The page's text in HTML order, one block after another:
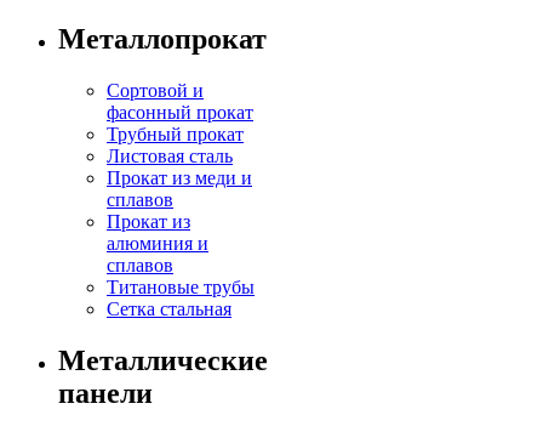
Металлопрокат
Сортовой и
фасонный прокат
Трубный прокат
Листовая сталь
Прокат из меди и
сплавов
Прокат из
алюминия и
сплавов
Титановые трубы
Сетка стальная
Металлические
панели